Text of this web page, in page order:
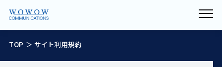
TOP ＞ サイト利用規約